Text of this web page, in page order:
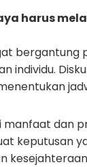
harus
bergantung
individu.
dan
keputusan